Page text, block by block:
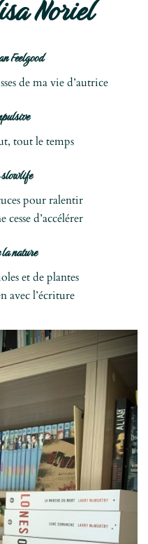
Noriel
Feelgood
de ma vie d’autrice
tout le temps
pour ralentir
d’accélérer
la nature
et de plantes
avec l’écriture